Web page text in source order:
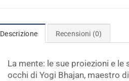
Descrizione Recensioni (0)
La mente: le sue proiezioni e
occhi di Yogi Bhajan, maestro